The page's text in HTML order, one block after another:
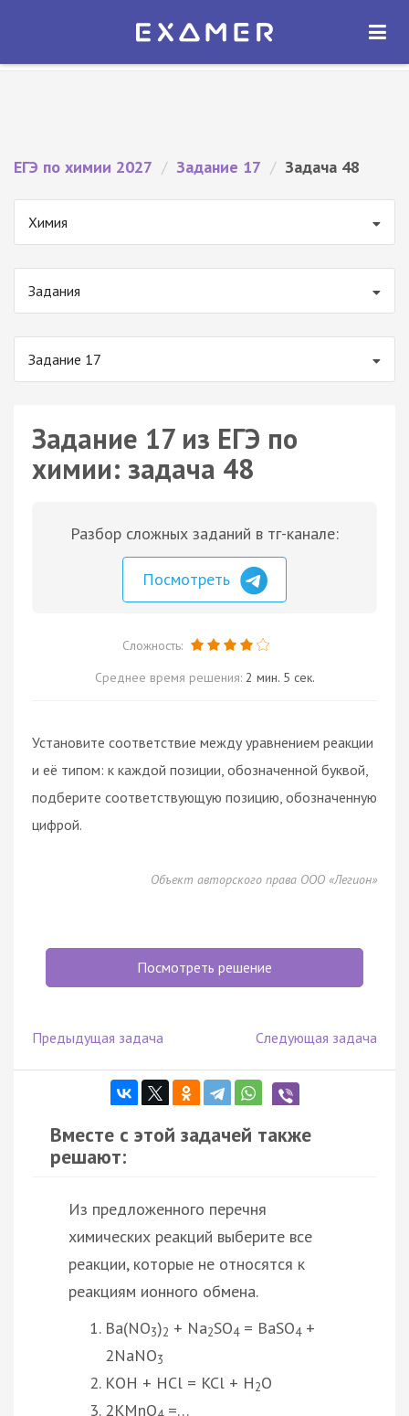
Экзамер — ЕГЭ 2027
ОТКРЫТЬ
ЕГЭ по химии 2027 / Задание 17 / Задача 48
Химия
Задания
Задание 17
Задание 17 из ЕГЭ по
химии: задача 48
Разбор сложных заданий в тг-канале:
Посмотреть
Сложность:
Среднее время решения: 2 мин. 5 сек.
Установите соответствие между уравнением реакции
и её типом: к каждой позиции, обозначенной буквой,
подберите соответствующую позицию, обозначенную
цифрой.
Объект авторского права ООО «Легион»
Посмотреть решение
Предыдущая задача Следующая задача
Вместе с этой задачей также
решают:
Из предложенного перечня
химических реакций выберите все
реакции, которые не относятся к
реакциям ионного обмена.
Ba(NO3)2 + Na2SO4= BaSO4+
2NaNO3
КОН + HCl = KCl + H2O
2KMnO =…